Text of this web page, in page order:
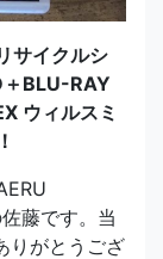
サイクルシ
＋BLU-RAY
ウィルスミ
藤です。当
りがとうござ